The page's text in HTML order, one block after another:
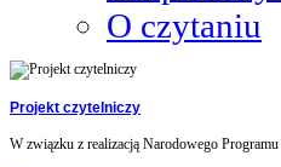
O czytaniu
Projekt czytelniczy
W związku z realizacją Narodowego